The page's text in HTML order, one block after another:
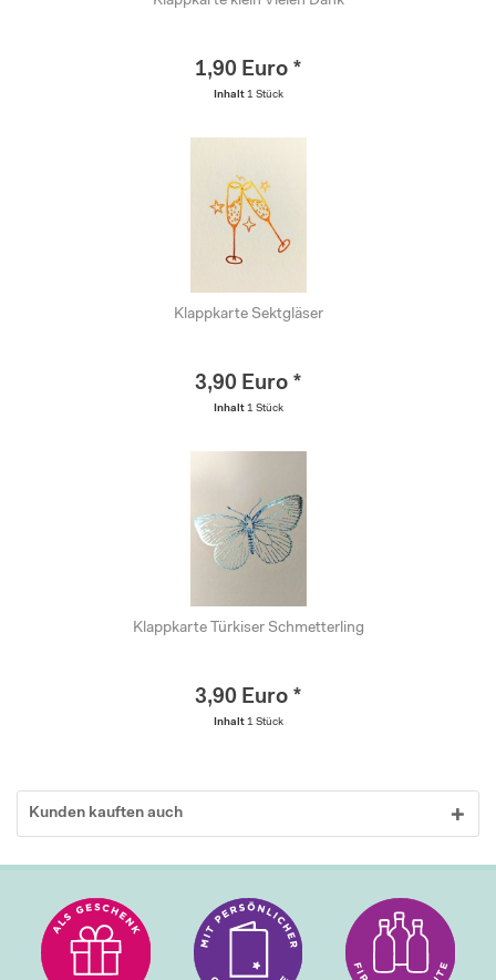
1,90 Euro *
Inhalt 1 Stück
Klappkarte Sektgläser
3,90 Euro *
Inhalt 1 Stück
Klappkarte Türkiser Schmetterling
3,90 Euro *
Inhalt 1 Stück
Kunden kauften auch